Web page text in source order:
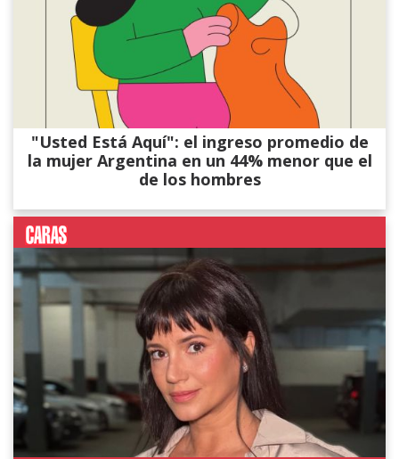
"Usted Está Aquí": el ingreso promedio de
la mujer Argentina en un 44% menor que el
de los hombres